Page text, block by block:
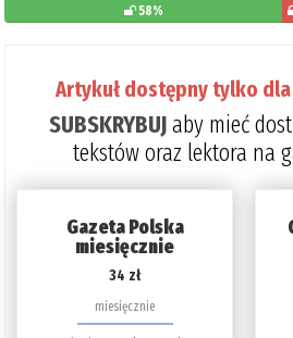
58%
Artykuł dostępny tylko
SUBSKRYBUJaby mieć
tekstów oraz lektora na
Gazeta Polska
miesięcznie
34 zł
miesięcznie